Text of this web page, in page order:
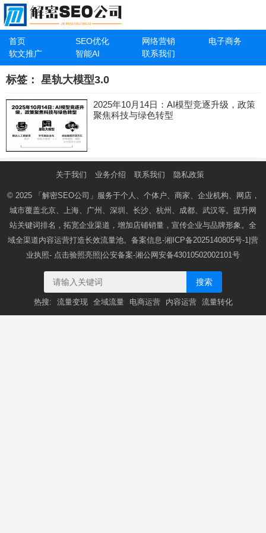
首页 SEO优化 网络营销
电子商务
软文推广
智能AI 联系我们
标签： 星轨大模型3.0
2025年10月14日：AI模型竞逐升级，政策
聚焦科技与绿色转型
关于我们 业务介绍 联系我们 隐私政策
© 2025 「解密SEO公司」 服务于个人、个体户、商家、企业机构、网店，
城市覆盖北京、上海、广州、深圳、长沙、杭州、成都、武汉等。提升网
站关键词排名，拓宽企业渠道，增加店铺销量，宣传企业与品牌形象。全
域全渠道内容运营打造长效流量池。备案信息-湘ICP备2025140805号-1 |营
业执照- 点击验照亮照 |公安备案-湘公网安备43010502002101号
搜索
热搜: 流量变现 全域流量 电商运营 内容运营 流量转化